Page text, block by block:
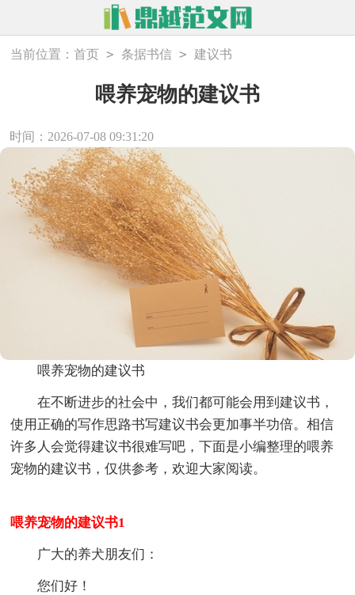
当前位置：首页 > 条据书信 > 建议书
喂养宠物的建议书
时间：2026-07-08 09:31:20
喂养宠物的建议书
在不断进步的社会中，我们都可能会用到建议书，
使用正确的写作思路书写建议书会更加事半功倍。相信
许多人会觉得建议书很难写吧，下面是小编整理的喂养
宠物的建议书，仅供参考，欢迎大家阅读。
喂养宠物的建议书1
广大的养犬朋友们：
您们好！